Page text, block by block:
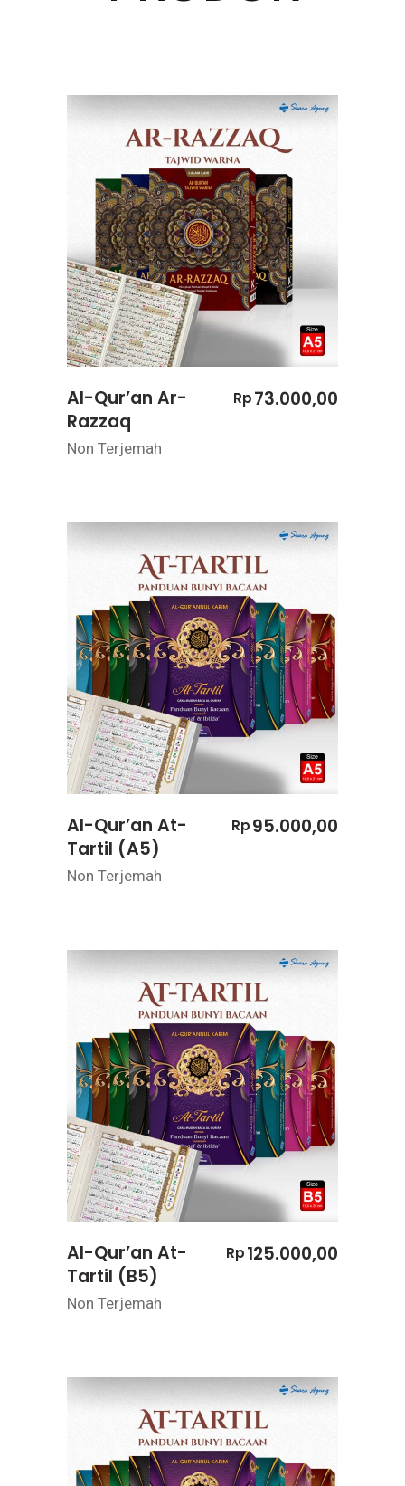
Al-Qur’an Ar-
Razzaq
Rp73.000,00
Non Terjemah
Al-Qur’an At-
Tartil (A5)
Rp95.000,00
Non Terjemah
Al-Qur’an At-
Tartil (B5)
Rp125.000,00
Non Terjemah